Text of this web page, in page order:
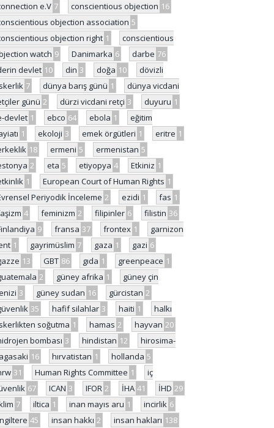
e.V 7 conscientious objection 16
objection association 5
objection right 1
conscientious
watch 9 Danimarka 6 darbe 76
devlet 10 din 3 doğa 10
dövizli
7 dünya barış günü 1
dünya vicdani
günü 2 dürzi vicdani retçi 3 duyuru 1
devlet 1 ebco 64 ebola 1
eğitim
1 ekoloji 3 emek örgütleri 1 eritre 1
18 ermeni 5 ermenistan 5
2 eta 5 etiyopya 4 Etkiniz 1
1 European Court of Human Rights 1
Periyodik İnceleme 2 ezidi 1 fas 1
4 feminizm 2 filipinler 6 filistin 36
9 fransa 37 frontex 1
garnizon
1 gayrimüslim 7 gaza 1 gazi 6
13 GBT 86 gıda 1 greenpeace 1
2 güney afrika 1
güney çin
3 güney sudan 16 gürcistan 2
35 hafif silahlar 3 haiti 1
halkı
soğutma 1 hamas 2 hayvan 20
bombası 3 hindistan 12
hirosima-
16 hırvatistan 1 hollanda 5
31 Human Rights Committee 1
iç
67 ICAN 3 IFOR 2 İHA 41 İHD 29
7 iltica 1 inan mayıs aru 1 incirlik 6
45 insan hakkı 2 insan hakları 138